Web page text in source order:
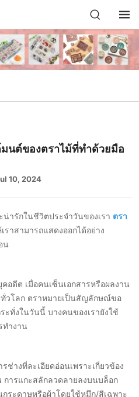
นต์ของตราไม้ที่ทําด้วยมือ
10, 2024
น่ารักในชีวิตประจําวันของเรา ตรา
าสามารถแสดงออกได้อย่าง
น
อดีต เมื่อคนเซ็นเอกสารหรือผลงาน
วโลก ตราหมายเป็นสัญลักษณ์ขอ
ทั่งในวันนี้ บางคนของเรายังใช้
ทํางาน
ช่างที่ละเอียดอ่อนเพราะเกี่ยวข้อง
ารแกะสลักลวดลายลงบนบล็อก
ะดาษหรือผ้าโดยใช้หมึก/สีเฉพาะ